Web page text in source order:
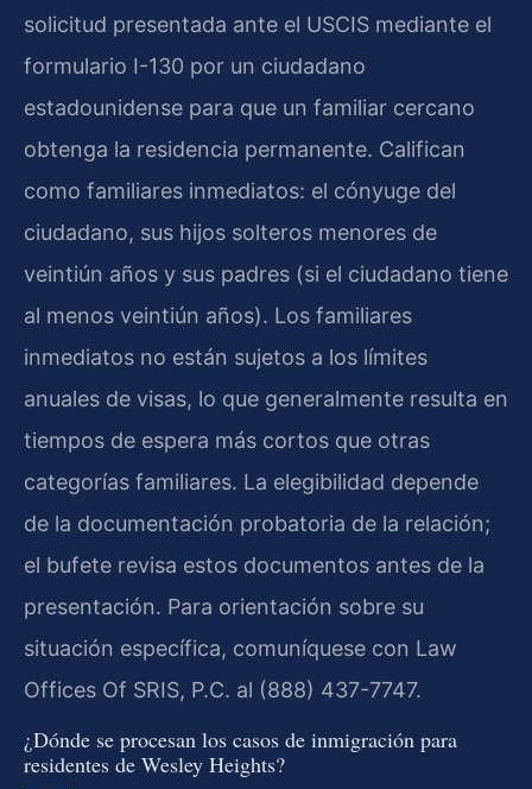
solicitud presentada ante el USCIS mediante el
formulario I-130 por un ciudadano
estadounidense para que un familiar cercano
obtenga la residencia permanente. Califican
como familiares inmediatos: el cónyuge del
ciudadano, sus hijos solteros menores de
veintiún años y sus padres (si el ciudadano tiene
al menos veintiún años). Los familiares
inmediatos no están sujetos a los límites
anuales de visas, lo que generalmente resulta en
tiempos de espera más cortos que otras
categorías familiares. La elegibilidad depende
de la documentación probatoria de la relación;
el bufete revisa estos documentos antes de la
presentación. Para orientación sobre su
situación específica, comuníquese con Law
Offices Of SRIS, P.C. al (888) 437-7747.
¿Dónde se procesan los casos de inmigración para
residentes de Wesley Heights?